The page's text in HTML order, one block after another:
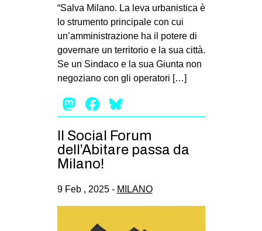
SPORT POPOLARE
MOVIMENTI
AMBIENTE
ANTIFASCISMO
MIGRAZIONI
PRECARIATO
STUDENTI
“Salva Milano. La leva urbanistica è
lo strumento principale con cui
un’amministrazione ha il potere di
governare un territorio e la sua città.
Se un Sindaco e la sua Giunta non
negoziano con gli operatori […]
Mastodon
Facebook
Il Social Forum
dell’Abitare passa da
Milano!
9 Feb , 2025 - MILANO